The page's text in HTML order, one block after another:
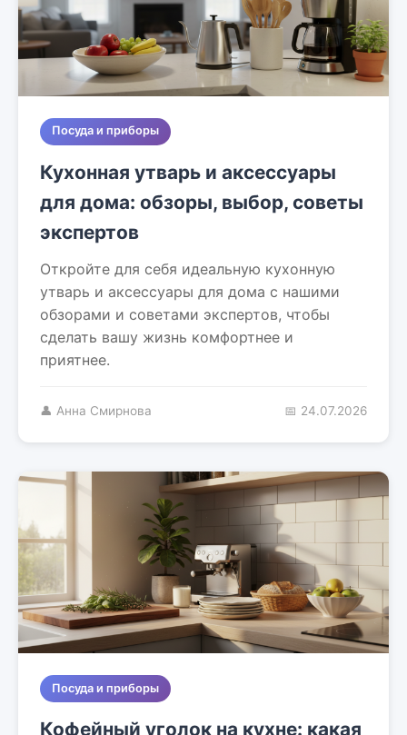
Посуда и приборы
Кухонная утварь и аксессуары
для дома: обзоры, выбор, советы
экспертов
Откройте для себя идеальную кухонную
утварь и аксессуары для дома с нашими
обзорами и советами экспертов, чтобы
сделать вашу жизнь комфортнее и
приятнее.
👤 Анна Смирнова 📅 24.07.2026
Посуда и приборы
Кофейный уголок на кухне: какая